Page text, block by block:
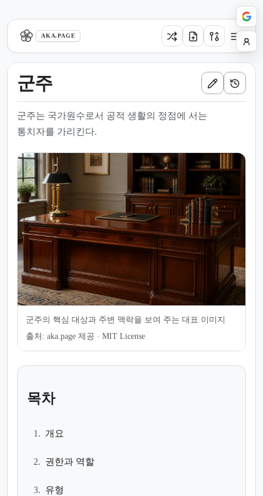
AKA.PAGE
군주
군주는 국가원수로서 공적 생활의 정점에 서는
통치자를 가리킨다.
군주의 핵심 대상과 주변 맥락을 보여 주는 대표 이미지
출처: aka.page 제공 · MIT License
목차
1. 개요
2. 권한과 역할
3. 유형